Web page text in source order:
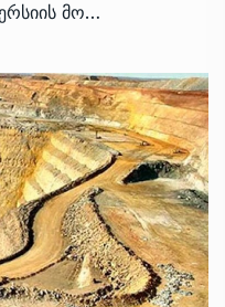
/ წიაღის კოდექსის სამუშაო ვერსიის მომზადების პროცესი აქტიურად მიმდინარეობს – პრემიერის ანგარიში